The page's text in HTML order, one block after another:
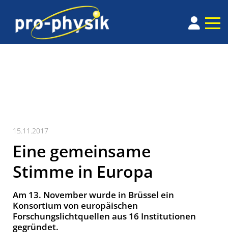
15.11.2017
Eine gemeinsame
Stimme in Europa
Am 13. November wurde in Brüssel ein
Konsortium von europäischen
Forschungslichtquellen aus 16 Institutionen
gegründet.